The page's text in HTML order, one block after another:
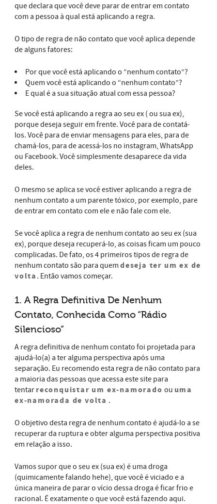
que declara que você deve parar de entrar em contato
com a pessoa à qual está aplicando a regra.
O tipo de regra de não contato que você aplica depende
de alguns fatores:
Por que você está aplicando o “nenhum contato”?
Quem você está aplicando o “nenhum contato”?
E qual é a sua situação atual com essa pessoa?
Se você está aplicando a regra ao seu ex ( ou sua ex),
porque deseja seguir em frente. Você para de contatá-
los. Você para de enviar mensagens para eles, para de
chamá-los, para de acessá-los no instagram, WhatsApp
ou Facebook. Você simplesmente desaparece da vida
deles.
O mesmo se aplica se você estiver aplicando a regra de
nenhum contato a um parente tóxico, por exemplo, pare
de entrar em contato com ele e não fale com ele.
Se você aplica a regra de nenhum contato ao seu ex (sua
ex), porque deseja recuperá-lo, as coisas ficam um pouco
complicadas. De fato, os 4 primeiros tipos de regra de
nenhum contato são para quem deseja ter um ex de
volta . Então vamos começar.
1. A Regra Definitiva De Nenhum
Contato, Conhecida Como “Rádio
Silencioso”
A regra definitiva de nenhum contato foi projetada para
ajudá-lo(a) a ter alguma perspectiva após uma
separação. Eu recomendo esta regra de não contato para
a maioria das pessoas que acessa este site para
tentar reconquistar um ex-namorado ou uma
ex-namorada de volta .
O objetivo desta regra de nenhum contato é ajudá-lo a se
recuperar da ruptura e obter alguma perspectiva positiva
em relação a isso.
Vamos supor que o seu ex (sua ex) é uma droga
(quimicamente falando hehe), que você é viciado e a
única maneira de parar o vício dessa droga é ficar frio e
racional. É exatamente o que você está fazendo aqui.